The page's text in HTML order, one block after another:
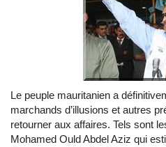
Le peuple mauritanien a
marchands d’illusions et autres
retourner aux affaires. Tels sont
Mohamed Ould Abdel Aziz qui